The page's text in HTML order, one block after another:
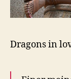
Dragons in